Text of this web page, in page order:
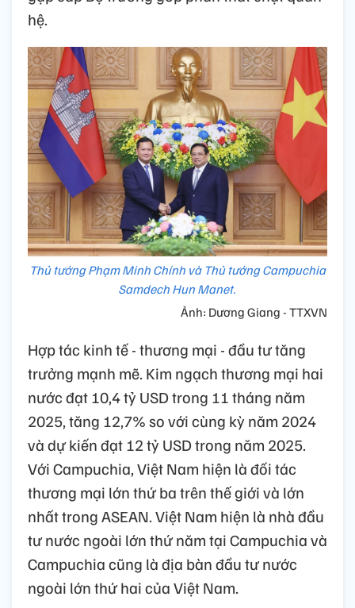
hệ.
Thủ tướng Phạm Minh Chính và Thủ tướng Campuchia
Samdech Hun Manet.
Ảnh: Dương Giang - TTXVN
Hợp tác kinh tế - thương mại - đầu tư tăng
trưởng mạnh mẽ. Kim ngạch thương mại hai
nước đạt 10,4 tỷ USD trong 11 tháng năm
2025, tăng 12,7% so với cùng kỳ năm 2024
và dự kiến đạt 12 tỷ USD trong năm 2025.
Với Campuchia, Việt Nam hiện là đối tác
thương mại lớn thứ ba trên thế giới và lớn
nhất trong ASEAN. Việt Nam hiện là nhà đầu
tư nước ngoài lớn thứ năm tại Campuchia và
Campuchia cũng là địa bàn đầu tư nước
ngoài lớn thứ hai của Việt Nam.